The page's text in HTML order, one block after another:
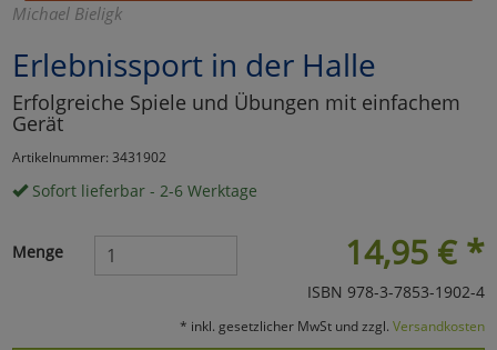
Michael Bieligk
Erlebnissport in der Halle
Erfolgreiche Spiele und Übungen mit einfachem
Gerät
Artikelnummer: 3431902
Sofort lieferbar - 2-6 Werktage
14,95 € *
Menge
ISBN 978-3-7853-1902-4
* inkl. gesetzlicher MwSt und zzgl. Versandkosten
Umfragetools
Cookies
Alle Akzeptieren
Cookies
Einstellungen speichern
zu Haupptseite